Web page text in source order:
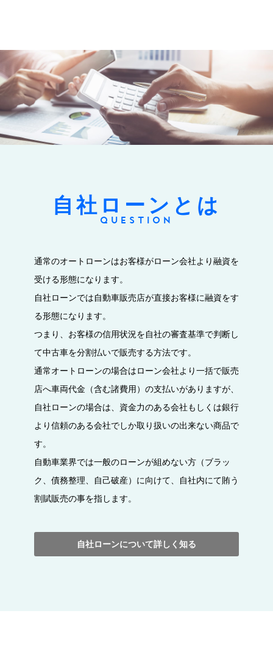
自社ローンとは
QUESTION
通常のオートローンはお客様がローン会社より融資を
受ける形態になります。
自社ローンでは自動車販売店が直接お客様に融資をす
る形態になります。
つまり、お客様の信用状況を自社の審査基準で判断し
て中古車を分割払いで販売する方法です。
通常オートローンの場合はローン会社より一括で販売
店へ車両代金（含む諸費用）の支払いがありますが、
自社ローンの場合は、資金力のある会社もしくは銀行
より信頼のある会社でしか取り扱いの出来ない商品で
す。
自動車業界では一般のローンが組めない方（ブラッ
ク、債務整理、自己破産）に向けて、自社内にて賄う
割賦販売の事を指します。
自社ローンについて詳しく知る